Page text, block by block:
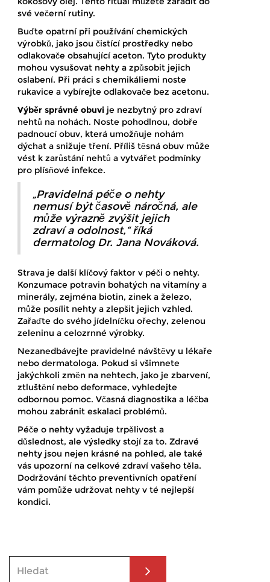
své večerní rutiny.
Buďte opatrní při používání chemických
výrobků, jako jsou čistící prostředky nebo
odlakovače obsahující aceton. Tyto produkty
mohou vysušovat nehty a způsobit jejich
oslabení. Při práci s chemikáliemi noste
rukavice a vybírejte odlakovače bez acetonu.
Výběr správné obuvi je nezbytný pro zdraví
nehtů na nohách. Noste pohodlnou, dobře
padnoucí obuv, která umožňuje nohám
dýchat a snižuje tření. Příliš těsná obuv může
vést k zarůstání nehtů a vytvářet podmínky
pro plísňové infekce.
„Pravidelná péče o nehty
nemusí být časově náročná, ale
může výrazně zvýšit jejich
zdraví a odolnost,“ říká
dermatolog Dr. Jana Nováková.
Strava je další klíčový faktor v péči o nehty.
Konzumace potravin bohatých na vitamíny a
minerály, zejména biotin, zinek a železo,
může posílit nehty a zlepšit jejich vzhled.
Zařaďte do svého jídelníčku ořechy, zelenou
zeleninu a celozrnné výrobky.
Nezanedbávejte pravidelné návštěvy u lékaře
nebo dermatologa. Pokud si všimnete
jakýchkoli změn na nehtech, jako je zbarvení,
ztluštění nebo deformace, vyhledejte
odbornou pomoc. Včasná diagnostika a léčba
mohou zabránit eskalaci problémů.
Péče o nehty vyžaduje trpělivost a
důslednost, ale výsledky stojí za to. Zdravé
nehty jsou nejen krásné na pohled, ale také
vás upozorní na celkové zdraví vašeho těla.
Dodržování těchto preventivních opatření
vám pomůže udržovat nehty v té nejlepší
kondici.